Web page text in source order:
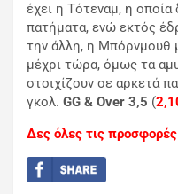
έχει η Τότεναμ, η
πατήματα, ενώ εκτός
την άλλη, η Μπόρνμουθ
μέχρι τώρα, όμως τα
στοιχίζουν σε αρκετά
γκολ. GG & Over 3,5 (
Δες όλες τις